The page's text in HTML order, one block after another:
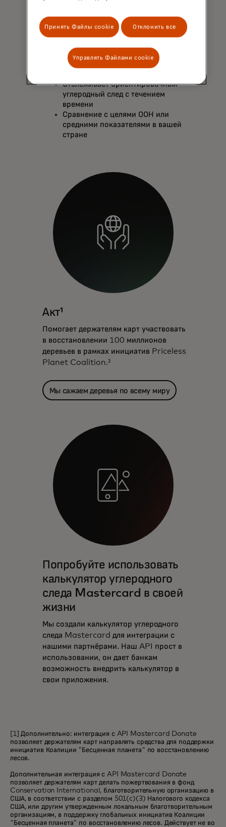
Монитор
Позволяет держателям карт
отслеживать своё поведение с
течением времени.
Отслеживает ориентировочный
углеродный след с течением
времени
Сравнение с целями ООН или
средними показателями в вашей
стране
Акт¹
Помогает держателям карт участвовать
в восстановлении 100 миллионов
деревьев в рамках инициатив Priceless
Planet Coalition.²
Мы сажаем деревья по всему миру
Попробуйте использовать
калькулятор углеродного
следа Mastercard в своей
жизни
Мы создали калькулятор углеродного
следа Mastercard для интеграции с
нашими партнёрами. Наш API прост в
использовании, он дает банкам
возможность внедрить калькулятор в
свои приложения.
[1] Дополнительно: интеграция с API Mastercard Donate
позволяет держателям карт направлять средства для поддержки
инициатив Коалиции "Бесценная планета" по восстановлению
лесов.
Дополнительная интеграция с API Mastercard Donate
позволяет держателям карт делать пожертвования в фонд
Conservation International, благотворительную организацию в
США, в соответствии с разделом 501(c)(3) Налогового кодекса
США, или другим утвержденным локальным благотворительным
организациям, в поддержку глобальных инициатив Коалиции
"Бесценная планета" по восстановлению лесов. Действует не во
Принять Файлы cookie Отклонить все
Управлять Файлами cookie